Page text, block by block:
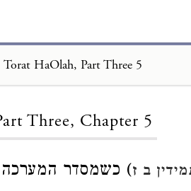
Torat HaOlah, Part Three 5
Three, Chapter 5
ב ז) כשמסדר המערכה